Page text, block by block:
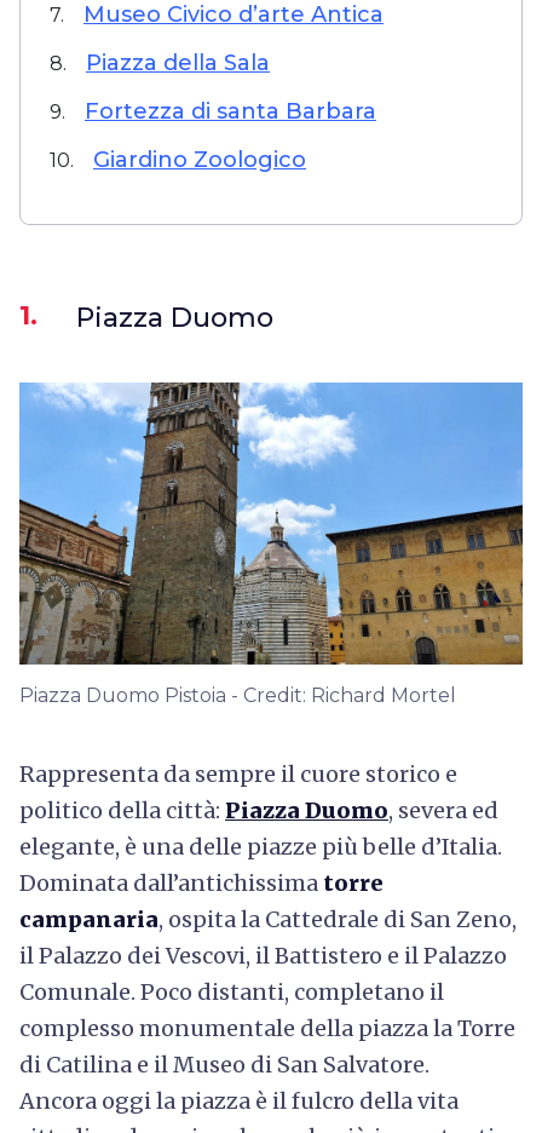
7. Museo Civico d’arte Antica
8. Piazza della Sala
9. Fortezza di santa Barbara
10. Giardino Zoologico
1. Piazza Duomo
Piazza Duomo Pistoia - Credit: Richard Mortel
Rappresenta da sempre il cuore storico e
politico della città: Piazza Duomo, severa ed
elegante, è una delle piazze più belle d’Italia.
Dominata dall’antichissima torre
campanaria, ospita la Cattedrale di San Zeno,
il Palazzo dei Vescovi, il Battistero e il Palazzo
Comunale. Poco distanti, completano il
complesso monumentale della piazza la Torre
di Catilina e il Museo di San Salvatore.
Ancora oggi la piazza è il fulcro della vita